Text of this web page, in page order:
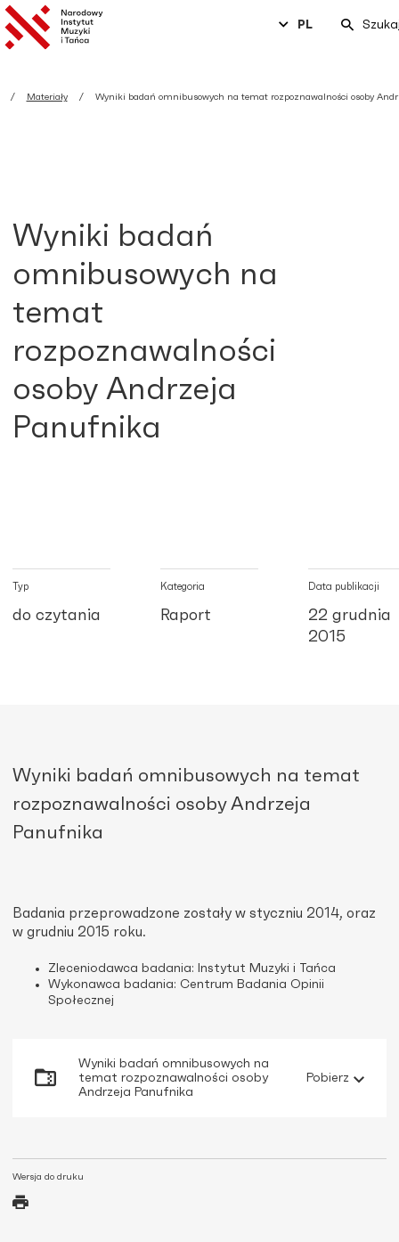
PL
Materiały Wyniki badań omnibusowych na temat rozpoznawalności osoby
Wyniki badań
omnibusowych na
temat
rozpoznawalności
osoby Andrzeja
Panufnika
Typ
do czytania
Kategoria
Raport
Data publikacji
22 grudnia
2015
Wyniki badań omnibusowych na temat
rozpoznawalności osoby Andrzeja
Panufnika
Wersja do druku
Badania przeprowadzone zostały w styczniu 2014, oraz
w grudniu 2015 roku.
Zleceniodawca badania: Instytut Muzyki i Tańca
Wykonawca badania: Centrum Badania Opinii
Społecznej
Wyniki badań omnibusowych na
temat rozpoznawalności osoby
Andrzeja Panufnika
Pobierz